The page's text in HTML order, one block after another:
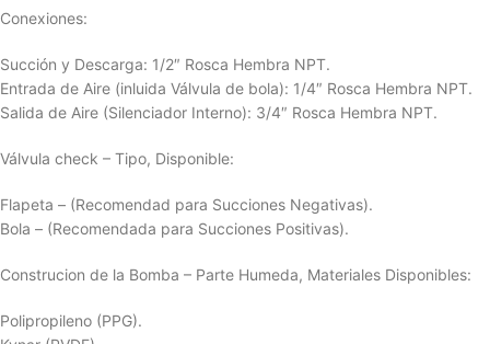
Conexiones:
Succión y Descarga: 1/2″ Rosca Hembra NPT.
Entrada de Aire (inluida Válvula de bola): 1/4″ Rosca Hembra NPT.
Salida de Aire (Silenciador Interno): 3/4″ Rosca Hembra NPT.
Válvula check – Tipo, Disponible:
Flapeta – (Recomendad para Succiones Negativas).
Bola – (Recomendada para Succiones Positivas).
Construcion de la Bomba – Parte Humeda, Materiales Disponibles:
Polipropileno (PPG).